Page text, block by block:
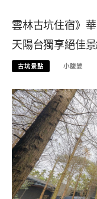
雲林古坑住宿》
天陽台獨享絕佳
古坑景點 小腹婆